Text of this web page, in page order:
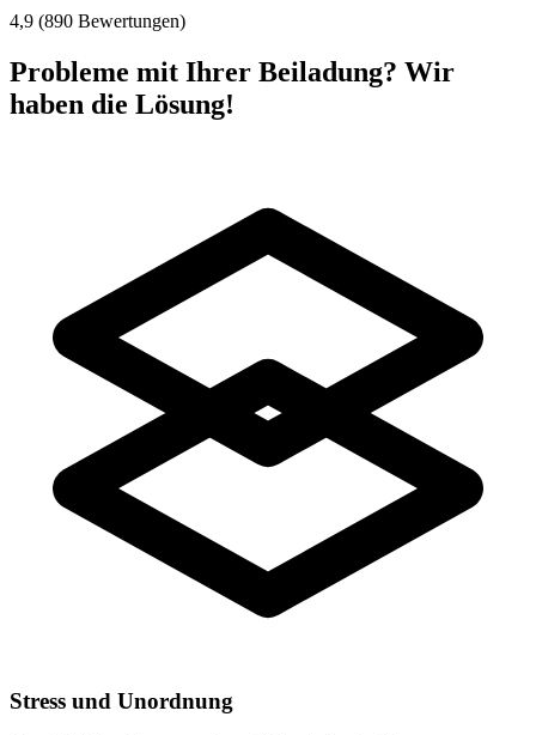
4,9 (890 Bewertungen)
Probleme mit Ihrer Beiladung? Wir
haben die Lösung!
Stress und Unordnung